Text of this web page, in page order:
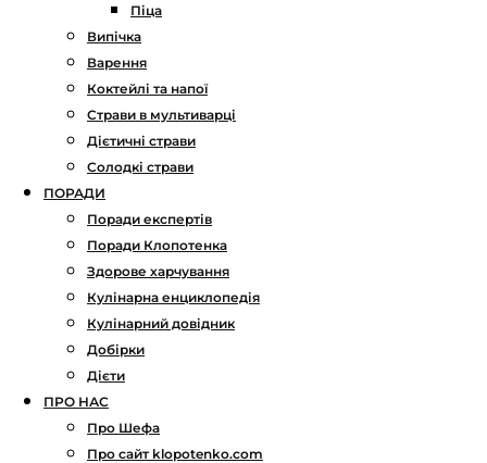
Піца
Випічка
Варення
Коктейлі та напої
Страви в мультиварці
Дієтичні страви
Солодкі страви
ПОРАДИ
Поради експертів
Поради Клопотенка
Здорове харчування
Кулінарна енциклопедія
Кулінарний довідник
Добірки
Дієти
ПРО НАС
Про Шефа
Про сайт klopotenko.com